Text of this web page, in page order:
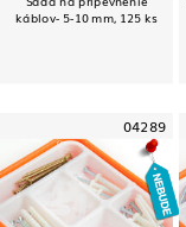
káblov- 5-10 mm, 125 ks
04289